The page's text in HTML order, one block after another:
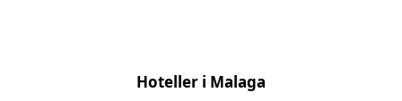
Hoteller i Malaga